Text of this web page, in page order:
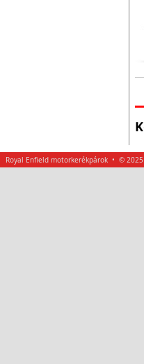
Royal Enfield motorkerékpárok • © 2025